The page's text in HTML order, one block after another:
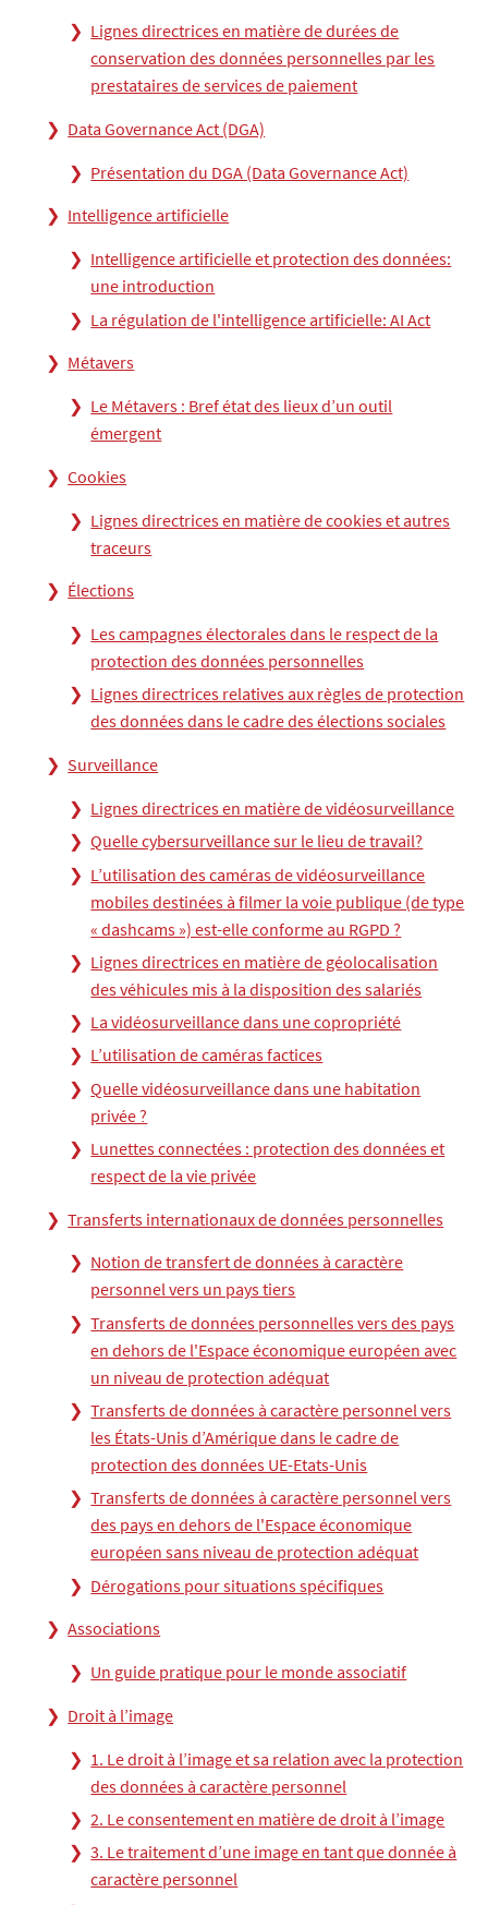
Lignes directrices en matière de durées de
conservation des données personnelles par les
prestataires de services de paiement
Data Governance Act (DGA)
Présentation du DGA (Data Governance Act)
Intelligence artificielle
Intelligence artificielle et protection des données:
une introduction
La régulation de l'intelligence artificielle: AI Act
Métavers
Le Métavers : Bref état des lieux d’un outil
émergent
Cookies
Lignes directrices en matière de cookies et autres
traceurs
Élections
Les campagnes électorales dans le respect de la
protection des données personnelles
Lignes directrices relatives aux règles de protection
des données dans le cadre des élections sociales
Surveillance
Lignes directrices en matière de vidéosurveillance
Quelle cybersurveillance sur le lieu de travail?
L’utilisation des caméras de vidéosurveillance
mobiles destinées à filmer la voie publique (de type
« dashcams ») est-elle conforme au RGPD ?
Lignes directrices en matière de géolocalisation
des véhicules mis à la disposition des salariés
La vidéosurveillance dans une copropriété
L’utilisation de caméras factices
Quelle vidéosurveillance dans une habitation
privée ?
Lunettes connectées : protection des données et
respect de la vie privée
Transferts internationaux de données personnelles
Notion de transfert de données à caractère
personnel vers un pays tiers
Transferts de données personnelles vers des pays
en dehors de l'Espace économique européen avec
un niveau de protection adéquat
Transferts de données à caractère personnel vers
les États-Unis d’Amérique dans le cadre de
protection des données UE-Etats-Unis
Transferts de données à caractère personnel vers
des pays en dehors de l'Espace économique
européen sans niveau de protection adéquat
Dérogations pour situations spécifiques
Associations
Un guide pratique pour le monde associatif
Droit à l’image
1. Le droit à l’image et sa relation avec la protection
des données à caractère personnel
2. Le consentement en matière de droit à l’image
3. Le traitement d’une image en tant que donnée à
caractère personnel